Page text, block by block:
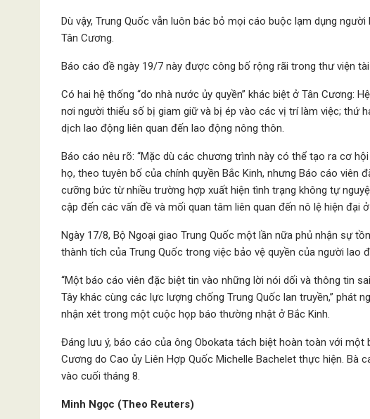
Dù vậy, Trung Quốc vẫn luôn bác bỏ mọi cáo buộc lạm dụng
Tân Cương.
Báo cáo đề ngày 19/7 này được công bố rộng rãi trong thư viện
Có hai hệ thống “do nhà nước ủy quyền” khác biệt ở Tân Cương:
nơi người thiểu số bị giam giữ và bị ép vào các vị trí làm việc; thứ
dịch lao động liên quan đến lao động nông thôn.
Báo cáo nêu rõ: “Mặc dù các chương trình này có thể tạo ra cơ
họ, theo tuyên bố của chính quyền Bắc Kinh, nhưng Báo cáo viên
cưỡng bức từ nhiều trường hợp xuất hiện tình trạng không tự
cập đến các vấn đề và mối quan tâm liên quan đến nô lệ hiện đại
Ngày 17/8, Bộ Ngoại giao Trung Quốc một lần nữa phủ nhận sự
thành tích của Trung Quốc trong việc bảo vệ quyền của người
“Một báo cáo viên đặc biệt tin vào những lời nói dối và thông tin
Tây khác cùng các lực lượng chống Trung Quốc lan truyền,” phát
nhận xét trong một cuộc họp báo thường nhật ở Bắc Kinh.
Đáng lưu ý, báo cáo của ông Obokata tách biệt hoàn toàn với
Cương do Cao ủy Liên Hợp Quốc Michelle Bachelet thực hiện.
vào cuối tháng 8.
Minh Ngọc (Theo Reuters)